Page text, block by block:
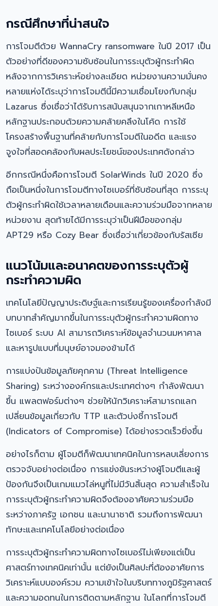
กรณีศึกษาที่น่าสนใจ
การโจมตีด้วย WannaCry ransomware ในปี 2017 เป็น
ตัวอย่างที่ดีของความซับซ้อนในการระบุตัวผู้กระทำผิด
หลังจากการวิเคราะห์อย่างละเอียด หน่วยงานความมั่นคง
หลายแห่งได้ระบุว่าการโจมตีนี้มีความเชื่อมโยงกับกลุ่ม
Lazarus ซึ่งเชื่อว่าได้รับการสนับสนุนจากเกาหลีเหนือ
หลักฐานประกอบด้วยความคล้ายคลึงในโค้ด การใช้
โครงสร้างพื้นฐานที่คล้ายกับการโจมตีในอดีต และแรง
จูงใจที่สอดคล้องกับผลประโยชน์ของประเทศดังกล่าว
อีกกรณีหนึ่งคือการโจมตี SolarWinds ในปี 2020 ซึ่ง
ถือเป็นหนึ่งในการโจมตีทางไซเบอร์ที่ซับซ้อนที่สุด การระบุ
ตัวผู้กระทำผิดใช้เวลาหลายเดือนและความร่วมมือจากหลาย
หน่วยงาน สุดท้ายได้มีการระบุว่าเป็นฝีมือของกลุ่ม
APT29 หรือ Cozy Bear ซึ่งเชื่อว่าเกี่ยวข้องกับรัสเซีย
แนวโน้มและอนาคตของการระบุตัวผู้
กระทำความผิด
เทคโนโลยีปัญญาประดิษฐ์และการเรียนรู้ของเครื่องกำลังมี
บทบาทสำคัญมากขึ้นในการระบุตัวผู้กระทำความผิดทาง
ไซเบอร์ ระบบ AI สามารถวิเคราะห์ข้อมูลจำนวนมหาศาล
และหารูปแบบที่มนุษย์อาจมองข้ามได้
การแบ่งปันข้อมูลภัยคุกคาม (Threat Intelligence
Sharing) ระหว่างองค์กรและประเทศต่างๆ กำลังพัฒนา
ขึ้น แพลตฟอร์มต่างๆ ช่วยให้นักวิเคราะห์สามารถแลก
เปลี่ยนข้อมูลเกี่ยวกับ TTP และตัวบ่งชี้การโจมตี
(Indicators of Compromise) ได้อย่างรวดเร็วยิ่งขึ้น
อย่างไรก็ตาม ผู้โจมตีก็พัฒนาเทคนิคในการหลบเลี่ยงการ
ตรวจจับอย่างต่อเนื่อง การแข่งขันระหว่างผู้โจมตีและผู้
ป้องกันจึงเป็นเกมแมวไล่หนูที่ไม่มีวันสิ้นสุด ความสำเร็จใน
การระบุตัวผู้กระทำความผิดจึงต้องอาศัยความร่วมมือ
ระหว่างภาครัฐ เอกชน และนานาชาติ รวมถึงการพัฒนา
ทักษะและเทคโนโลยีอย่างต่อเนื่อง
การระบุตัวผู้กระทำความผิดทางไซเบอร์ไม่เพียงแต่เป็น
ศาสตร์ทางเทคนิคเท่านั้น แต่ยังเป็นศิลปะที่ต้องอาศัยการ
วิเคราะห์แบบองค์รวม ความเข้าใจในบริบททางภูมิรัฐศาสตร์
และความอดทนในการติดตามหลักฐาน ในโลกที่การโจมตี